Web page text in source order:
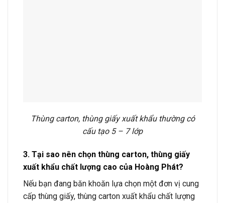
Thùng carton, thùng giấy xuất khẩu thường có
cấu tạo 5 – 7 lớp
3. Tại sao nên chọn thùng carton, thùng giấy
xuất khẩu chất lượng cao của Hoàng Phát?
Nếu bạn đang băn khoăn lựa chọn một đơn vị cung
cấp thùng giấy, thùng carton xuất khẩu chất lượng